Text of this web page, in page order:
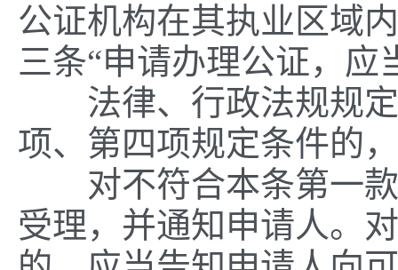
公证机构在其执业区域
三条“申请办理公证，应
法律、行政法规规定
项、第四项规定条件的
对不符合本条第一款
受理，并通知申请人。